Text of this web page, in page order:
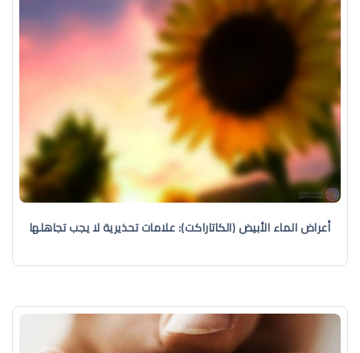
أعراض الماء الأبيض (الكاتاراكت): علامات تحذيرية لا يجب تجاهلها